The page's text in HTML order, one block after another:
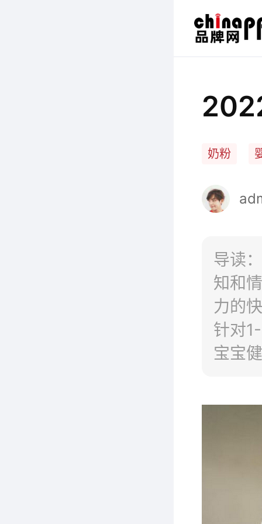
奶粉
导读
知和
力的
针对
宝宝
奶粉3